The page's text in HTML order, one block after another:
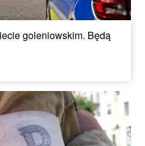
goleniowskim. Będą